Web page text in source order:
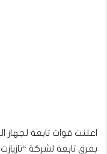
اعلنت قوات تابعة لجهاز
بفرق تابعة لشركة